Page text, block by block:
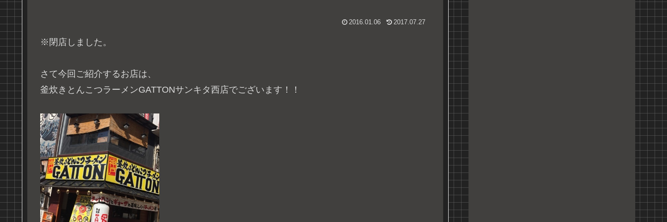
2016.01.06 2017.07.27
※閉店しました。
さて今回ご紹介するお店は、
釜炊きとんこつラーメンGATTONサンキタ西店でございます！！